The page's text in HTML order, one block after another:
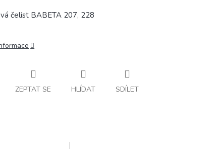
čelist BABETA 207, 228
ZEPTAT SE HLÍDAT SDÍLET